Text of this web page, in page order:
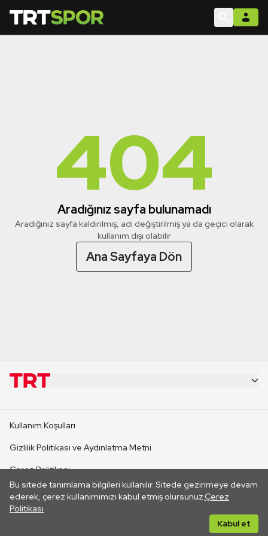
404
Aradığınız sayfa bulunamadı
Aradığınız sayfa kaldırılmış, adı değiştirilmiş ya da geçici olarak
kullanım dışı olabilir
Ana Sayfaya Dön
Bu sitede tanımlama bilgileri kullanılır. Sitede gezinmeye devam
ederek, çerez kullanımımızı kabul etmiş olursunuz.Çerez
Politikası
Kabul et
CANLI YAYINLAR
Kullanım Koşulları
Gizlilik Politikası ve Aydınlatma Metni
Çerez Politikası
İletişim
Her hakkı saklıdır. ©2026 TRT. Bağlantı yoluyla gidilen dış